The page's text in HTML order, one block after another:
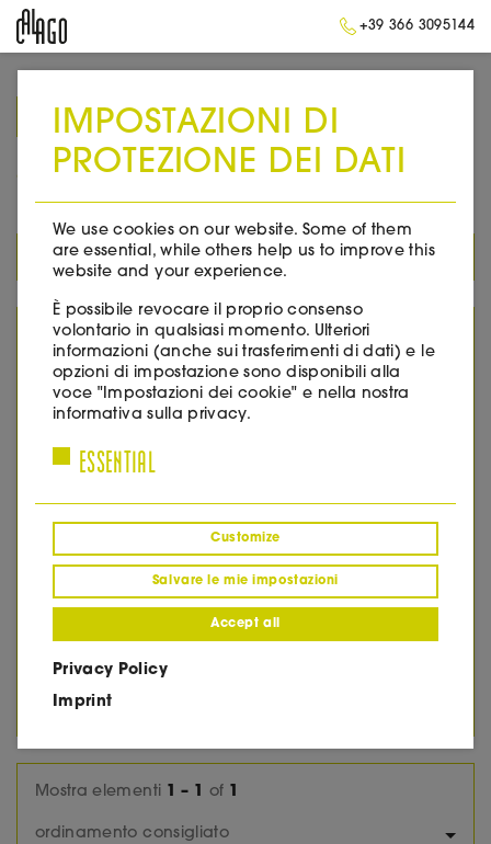
+39 366 3095144
BACK TO HOMEPAGE
2014
TUTTI I PRODOTTI
YEAR
2005
2007
2012
2013
2015
2016
2018
2019
2022
Mostra elementi 1 – 1 of 1
ordinamento consigliato
IMPOSTAZIONI DI
PROTEZIONE DEI DATI
We use cookies on our website. Some of them
are essential, while others help us to improve this
website and your experience.
È possibile revocare il proprio consenso
volontario in qualsiasi momento. Ulteriori
informazioni (anche sui trasferimenti di dati) e le
opzioni di impostazione sono disponibili alla
voce "Impostazioni dei cookie" e nella nostra
informativa sulla privacy.
ESSENTIAL
Customize
Salvare le mie impostazioni
Accept all
Privacy Policy
Imprint